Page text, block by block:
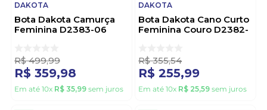
DAKOTA
Bota Dakota Camurça
Feminina D2383-06
R$ 499,99
R$ 359,98
Em até 10x R$ 35,99 sem juros
DAKOTA
Bota Dakota Cano Curto
Feminina Couro D2382-
R$ 355,54
R$ 255,99
Em até 10x R$ 25,59 sem juros